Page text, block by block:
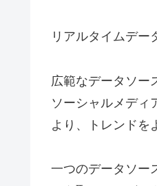
リアルタイムデー
広範なデータソー
ソーシャルメディ
より、トレンドを
一つのデータソー